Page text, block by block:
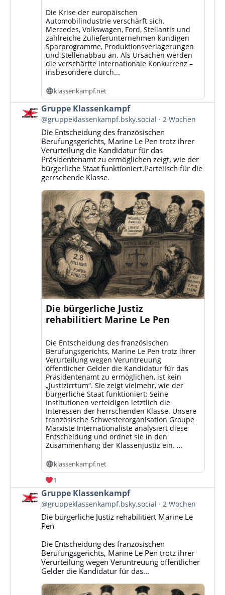
Die Krise der europäischen
Automobilindustrie verschärft sich.
Mercedes, Volkswagen, Ford, Stellantis und
zahlreiche Zulieferunternehmen kündigen
Sparprogramme, Produktionsverlagerungen
und Stellenabbau an. Als Ursachen werden
die verschärfte internationale Konkurrenz –
insbesondere durch...
klassenkampf.net
Beitrag
von
Gruppe
Klassenkampf
Bluesky
ansehen
Gruppe Klassenkampf
@gruppeklassenkampf.bsky.social 2 Wochen
Die Entscheidung des französischen
Berufungsgerichts, Marine Le Pen trotz ihrer
Verurteilung die Kandidatur für das
Präsidentenamt zu ermöglichen zeigt, wie der
bürgerliche Staat funktioniert.Parteiisch für die
gerrschende Klasse.
Die bürgerliche Justiz
rehabilitiert Marine Le Pen
Die Entscheidung des französischen
Berufungsgerichts, Marine Le Pen trotz ihrer
Verurteilung wegen Veruntreuung
öffentlicher Gelder die Kandidatur für das
Präsidentenamt zu ermöglichen, ist kein
„Justizirrtum“. Sie zeigt vielmehr, wie der
bürgerliche Staat funktioniert: Seine
Institutionen verteidigen letztlich die
Interessen der herrschenden Klasse. Unsere
französische Schwesterorganisation Groupe
Marxiste Internationaliste analysiert diese
Entscheidung und ordnet sie in den
Zusammenhang der Klassenjustiz ein. …
klassenkampf.net
1
Beitrag
von
Gruppe
Klassenkampf
Bluesky
ansehen
Gruppe Klassenkampf
@gruppeklassenkampf.bsky.social 2 Wochen
Die bürgerliche Justiz rehabilitiert Marine Le
Pen
Die Entscheidung des französischen
Berufungsgerichts, Marine Le Pen trotz ihrer
Verurteilung wegen Veruntreuung öffentlicher
Gelder die Kandidatur für das...